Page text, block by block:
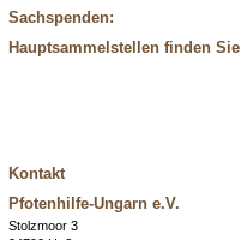
Sachspenden:
Hauptsammelstellen finden Sie
Kontakt
Pfotenhilfe-Ungarn e.V.
Stolzmoor 3